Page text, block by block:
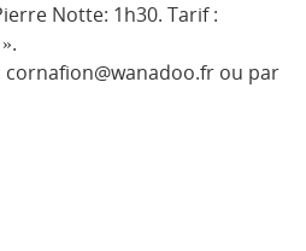
Notte: 1h30. Tarif :
cornafion@wanadoo.fr ou par